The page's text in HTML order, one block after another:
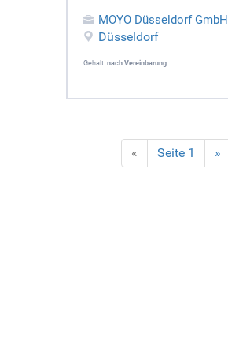
MOYO Düsseldorf GmbH
Düsseldorf
Gehalt: nach Vereinbarung
« Seite 1 »